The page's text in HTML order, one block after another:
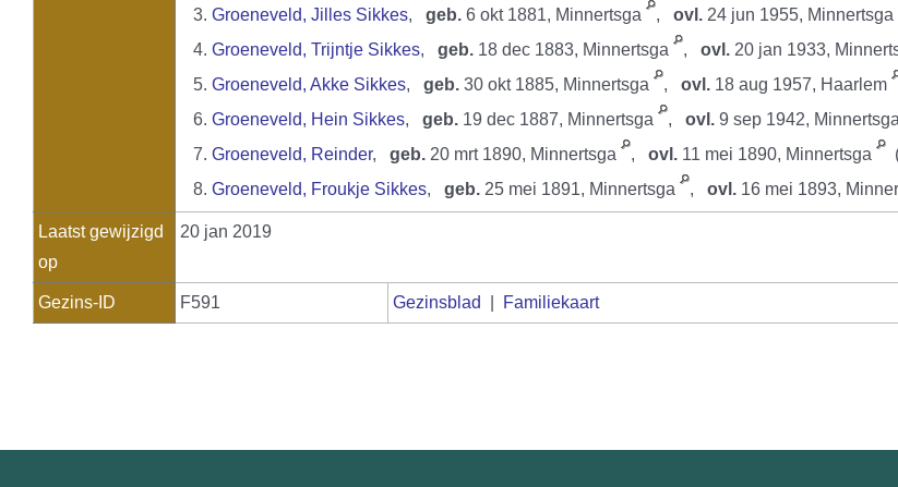
3. Groeneveld, Jilles Sikkes, geb. 6 okt 1881, Minnertsga , ovl. 24 jun 1955, Minnertsga
4. Groeneveld, Trijntje Sikkes, geb. 18 dec 1883, Minnertsga , ovl. 20 jan 1933,
5. Groeneveld, Akke Sikkes, geb. 30 okt 1885, Minnertsga , ovl. 18 aug 1957, Haarlem
6. Groeneveld, Hein Sikkes, geb. 19 dec 1887, Minnertsga , ovl. 9 sep 1942, Minnertsga
7. Groeneveld, Reinder, geb. 20 mrt 1890, Minnertsga , ovl. 11 mei 1890, Minnertsga
8. Groeneveld, Froukje Sikkes, geb. 25 mei 1891, Minnertsga , ovl. 16 mei 1893,
Laatst gewijzigd
op
20 jan 2019
Gezins-ID F591 Gezinsblad Familiekaart